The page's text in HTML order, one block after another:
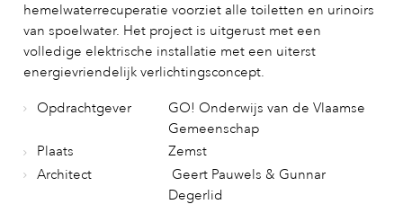
hemelwaterrecuperatie voorziet alle toiletten en urinoirs
van spoelwater. Het project is uitgerust met een
volledige elektrische installatie met een uiterst
energievriendelijk verlichtingsconcept.
Opdrachtgever
GO! Onderwijs van de Vlaamse
Gemeenschap
Plaats
Zemst
Architect
Geert Pauwels & Gunnar
Degerlid